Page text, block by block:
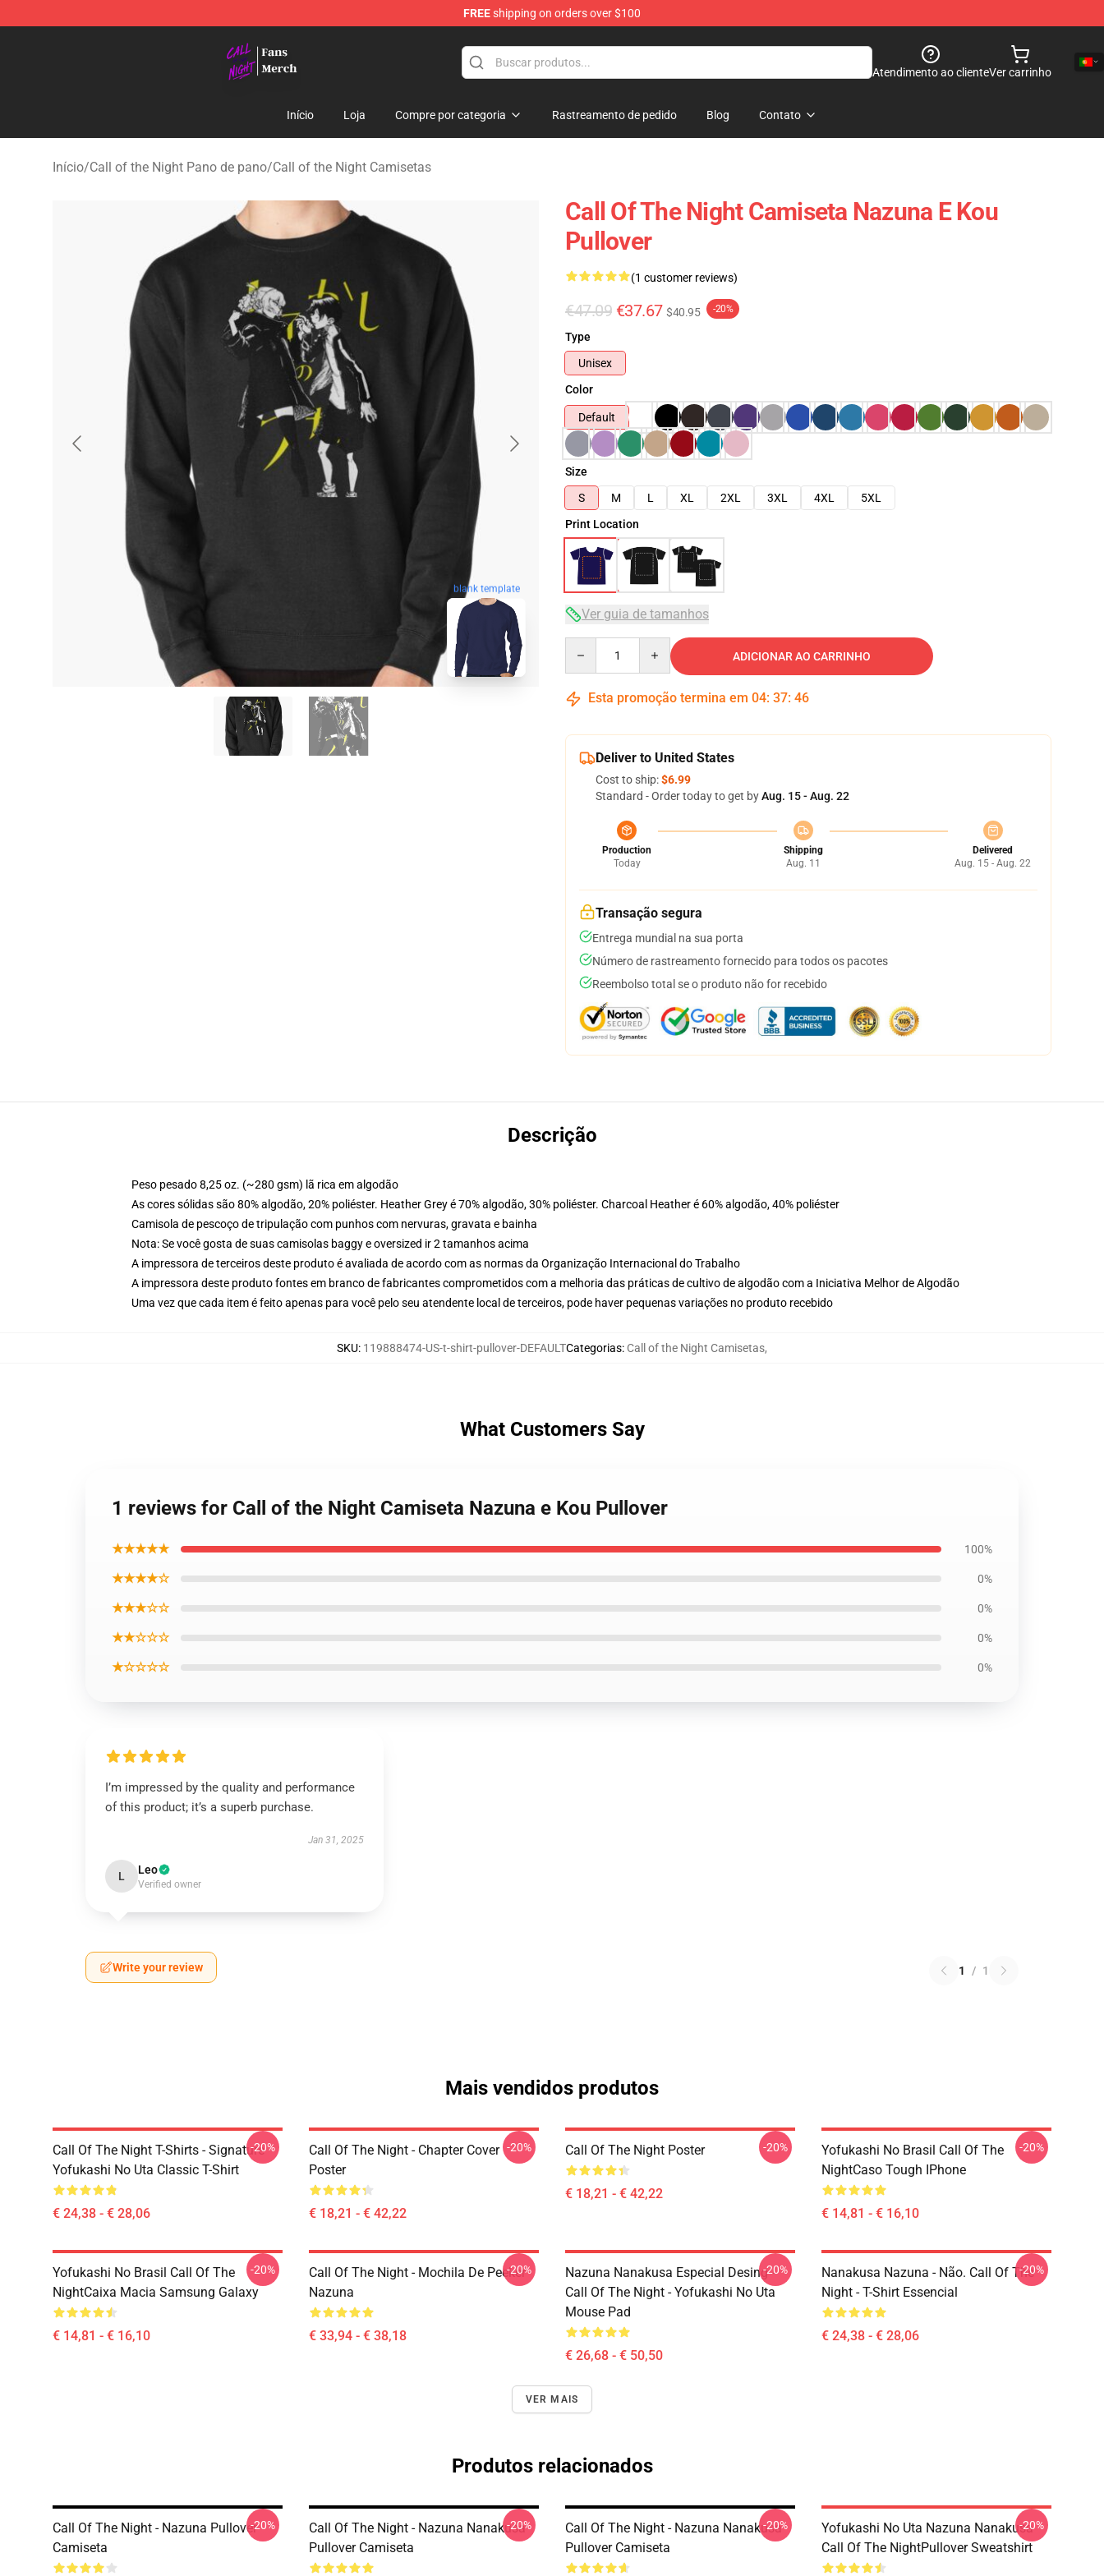
FREEshipping on orders over $100
Atendimento ao clienteVer carrinho
Início Loja Compre por categoria Rastreamento de pedido Blog Contato
Início/Call of the Night Pano de pano/Call of the Night Camisetas
blank template
Call Of The Night Camiseta Nazuna E Kou
Pullover
(1 customer reviews)
€47.09 €37.67 $40.95 -20%
Type
Unisex
Color
Default
Size
S
M L XL 2XL 3XL 4XL
5XL
Print Location
Ver guia de tamanhos
ADICIONAR AO CARRINHO
Esta promoção termina em 04: 37: 45
Deliver to United States
Cost to ship:$6.99
Standard - Order today to get byAug. 15 - Aug. 22
Production
Today
Shipping
Aug. 11
Delivered
Aug. 15 - Aug. 22
Transação segura
Entrega mundial na sua porta
Número de rastreamento fornecido para todos os pacotes
Reembolso total se o produto não for recebido
Descrição
Peso pesado 8,25 oz. (~280 gsm) lã rica em algodão
As cores sólidas são 80% algodão, 20% poliéster. Heather Grey é 70% algodão, 30% poliéster. Charcoal Heather é 60% algodão, 40% poliéster
Camisola de pescoço de tripulação com punhos com nervuras, gravata e bainha
Nota: Se você gosta de suas camisolas baggy e oversized ir 2 tamanhos acima
A impressora de terceiros deste produto é avaliada de acordo com as normas da Organização Internacional do Trabalho
A impressora deste produto fontes em branco de fabricantes comprometidos com a melhoria das práticas de cultivo de algodão com a Iniciativa Melhor de Algodão
Uma vez que cada item é feito apenas para você pelo seu atendente local de terceiros, pode haver pequenas variações no produto recebido
SKU: 119888474-US-t-shirt-pullover-DEFAULTCategorias: Call of the Night Camisetas,
What Customers Say
1 reviews for Call of the Night Camiseta Nazuna e Kou Pullover
★★★★★ 100%
★★★★☆ 0%
★★★☆☆ 0%
★★☆☆☆ 0%
★☆☆☆☆ 0%
I’m impressed by the quality and performance
of this product; it’s a superb purchase.
Jan 31, 2025
L Leo
Verified owner
Write your review 1 / 1
Mais vendidos produtos
Call Of The Night T-Shirts - Signature
Yofukashi No Uta Classic T-Shirt
€ 24,38 - € 28,06
-20%
Call Of The Night - Chapter Cover
Poster
€ 18,21 - € 42,22
-20% Call Of The Night Poster
€ 18,21 - € 42,22
-20%
Yofukashi No Brasil Call Of The
NightCaso Tough IPhone
€ 14,81 - € 16,10
-20%
Yofukashi No Brasil Call Of The
NightCaixa Macia Samsung Galaxy
€ 14,81 - € 16,10
-20%
Call Of The Night - Mochila De Peeker
Nazuna
€ 33,94 - € 38,18
-20%
Nazuna Nanakusa Especial Desing -
Call Of The Night - Yofukashi No Uta
Mouse Pad
€ 26,68 - € 50,50
-20%
Nanakusa Nazuna - Não. Call Of The
Night - T-Shirt Essencial
€ 24,38 - € 28,06
-20%
VER MAIS
Produtos relacionados
Call Of The Night - Nazuna Pullover
Camiseta
-20%
Call Of The Night - Nazuna Nanakusa
Pullover Camiseta
-20%
Call Of The Night - Nazuna Nanakusa
Pullover Camiseta
-20%
Yofukashi No Uta Nazuna Nanakusa
Call Of The NightPullover Sweatshirt
-20%